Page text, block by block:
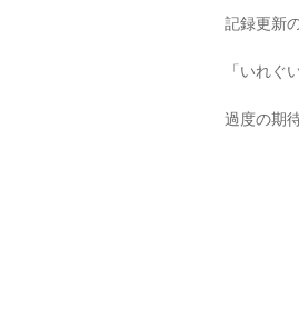
記録更新
「いれぐ
過度の期